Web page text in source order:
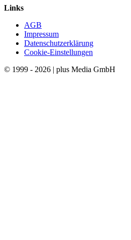
Links
AGB
Impressum
Datenschutzerklärung
Cookie-Einstellungen
© 1999 - 2026 | plus Media GmbH